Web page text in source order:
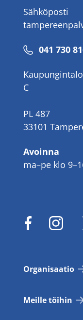
Sähköposti
041 730
C
PL 487
33101
Avoinna
ma–pe klo
Or­ga­ni­saa­tio
Meil­le töi­hin